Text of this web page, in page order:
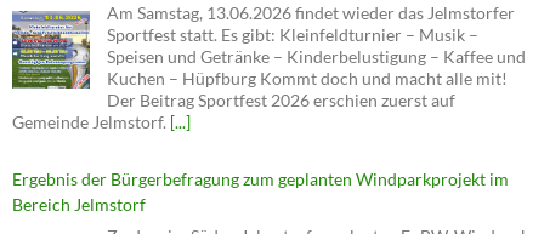
Am Samstag, 13.06.2026 findet wieder das Jelmstorfer
Sportfest statt. Es gibt: Kleinfeldturnier – Musik –
Speisen und Getränke – Kinderbelustigung – Kaffee und
Kuchen – Hüpfburg Kommt doch und macht alle mit!
Der Beitrag Sportfest 2026 erschien zuerst auf
Gemeinde Jelmstorf. [...]
Ergebnis der Bürgerbefragung zum geplanten Windparkprojekt im
Bereich Jelmstorf